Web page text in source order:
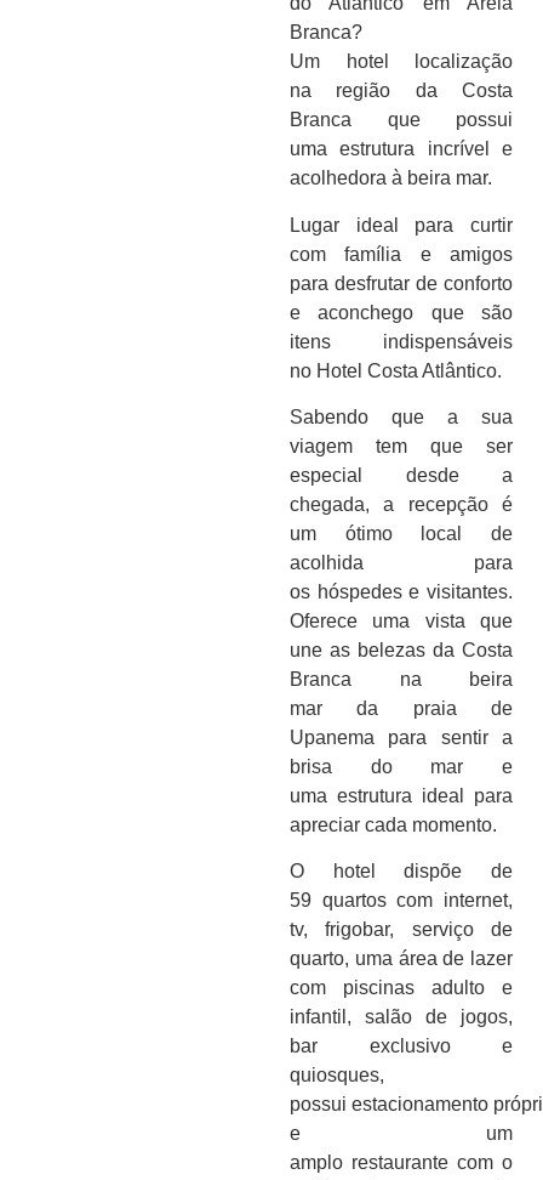
Branca?
Um
hotel
localização
na região da Costa
Branca que possui
uma estrutura incrível e
acolhedora à beira mar.
Lugar ideal para curtir
com família e amigos
para desfrutar de conforto
e aconchego que são
itens indispensáveis
no Hotel Costa Atlântico.
Sabendo que a sua
viagem tem que ser
especial desde a
chegada, a recepção é
um ótimo local de
acolhida para
os hóspedes e visitantes.
Oferece uma vista que
une as belezas da Costa
Branca na beira
mar da praia de
Upanema para sentir a
brisa do mar e
uma estrutura ideal para
apreciar cada momento.
O hotel
dispõe de
59 quartos com internet,
tv, frigobar, serviço de
quarto, uma área de lazer
com piscinas adulto e
infantil, salão de jogos,
bar exclusivo e
quiosques,
possui estacionamento
e um
amplo restaurante com o